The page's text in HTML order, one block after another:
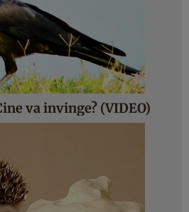
va invinge? (VIDEO)